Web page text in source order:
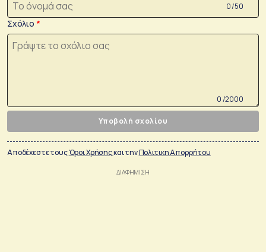
0 /50
Σχόλιο
0 /2000
Υποβολή σχολίου
Αποδέχεστε τουςΌροι Χρήσηςκαι τηνΠολιτικη Απορρήτου